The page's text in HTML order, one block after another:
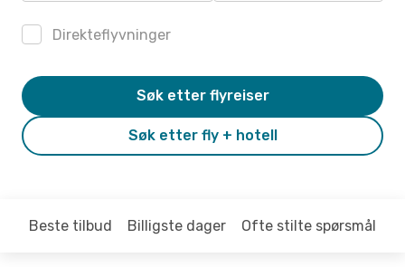
Direkteflyvninger
Søk etter fly + hotell
Søk etter flyreiser
Beste tilbud Billigste dager Ofte stilte spørsmål